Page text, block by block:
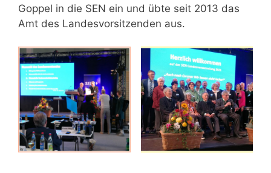
Goppel in die SEN ein und übte seit 2013 das
Amt des Landesvorsitzenden aus.